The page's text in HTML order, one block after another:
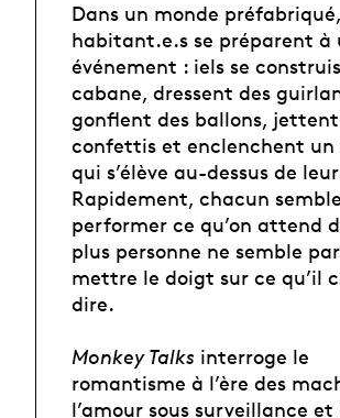
Dans un monde
habitant.e.s se préparent à
événement : iels se
cabane, dressent des
gonflent des ballons,
confettis et enclenchent un
qui s’élève au-dessus de
Rapidement, chacun semble
performer ce qu’on attend
plus personne ne semble
mettre le doigt sur ce qu’il
dire.
Monkey Talks interroge le
romantisme à l’ère des
l’amour sous surveillance et